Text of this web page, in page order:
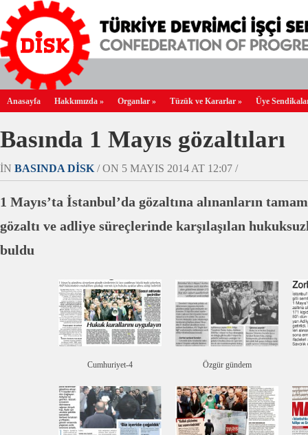
Anasayfa Hakkımızda » Organlar » Tüzük ve Kararlar » Üye
Basında 1 Mayıs gözaltıları
IN BASINDA DİSK/ ON 5 MAYIS 2014 AT 12:07 /
1 Mayıs’ta İstanbul’da gözaltına alınanların
gözaltı ve adliye süreçlerinde karşılaşılan
buldu
Cumhuriyet-4 Özgür gündem